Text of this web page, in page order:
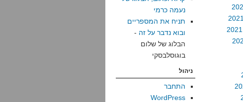
נעמה כרמי
תניח את המספריים
ובוא נדבר על זה -
הבלוג של שלום
בוגוסלבסקי
ניהול
התחבר
WordPress